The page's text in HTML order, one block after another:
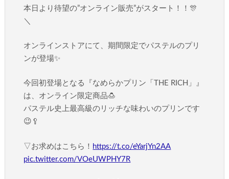
本日より待望の”オンライン販売”がスタート！！🎊
＼
オンラインストアにて、期間限定でパステルのプリ
ンが登場✨
今回初登場となる『なめらかプリン「THE RICH」』
は、オンライン限定商品🍮
パステル史上最高級のリッチな味わいのプリンです
😉🥄
▽お求めはこちら！ https://t.co/eYarjYn2AA
pic.twitter.com/VOeUWPHY7R